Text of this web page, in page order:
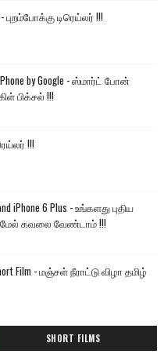
புறம்போக்கு டிரெய்லர் !!!
Phone by Google - ஸ்மார்ட் போன்
பிக்சல் !!!
!!!
iPhone 6 Plus - உங்களது புதிய
கவலை வேண்டாம் !!!
Film - மஞ்சள் நீராட்டு விழா தமிழ்
SHORT FILMS